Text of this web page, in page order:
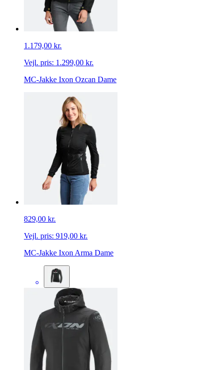
1.179,00 kr.
Vejl. pris: 1.299,00 kr.
MC-Jakke Ixon Ozcan Dame
829,00 kr.
Vejl. pris: 919,00 kr.
MC-Jakke Ixon Arma Dame